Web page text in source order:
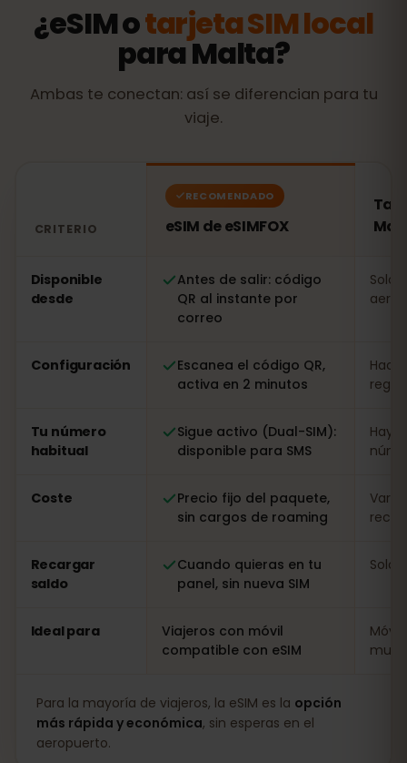
¿eSIM otarjeta SIM local
para Malta?
Ambas te conectan: así se diferencian para tu
viaje.
CRITERIO
RECOMENDADO
eSIM de eSIMFOX
Disponible
desde
Antes de salir: código
QR al instante por
correo
Solo
Configuración
Escanea el código QR,
activa en 2 minutos
Tu número
habitual
Sigue activo (Dual-SIM):
disponible para SMS
Hay
Coste
Precio fijo del paquete,
sin cargos de roaming
Recargar
saldo
Cuando quieras en tu
panel, sin nueva SIM
Solo
Ideal para
Viajeros con móvil
compatible con eSIM
muy
Para la mayoría de viajeros, la eSIM es la opción
más rápida y económica, sin esperas en el
aeropuerto.